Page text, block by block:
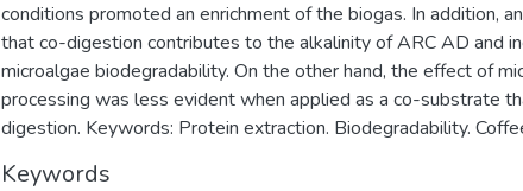
conditions promoted an enrichment of the biogas. In addition,
that co-digestion contributes to the alkalinity of ARC AD and
microalgae biodegradability. On the other hand, the effect of
processing was less evident when applied as a co-substrate
digestion. Keywords: Protein extraction. Biodegradability.
Keywords